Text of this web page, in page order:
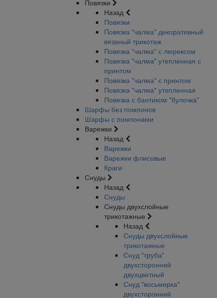
Повязки
Назад
Повязки
Повязка "чалма" декоративный
вязаный трикотаж
Повязка "чалма" с люрексом
Повязка "чалма" утепленная с
принтом
Повязка "чалма" с принтом
Повязка "чалма" утепленная
Повязка с бантиком "булочка"
Шарфы без помпонов
Шарфы с помпонами
Варежки
Назад
Варежки
Варежки флисовые
Краги
Снуды
Назад
Снуды
Снуды двухслойные
трикотажные
Назад
Снуды двухслойные
трикотажные
Снуд "труба"
двухсторонний
двухцветный
Снуд "восьмерка"
двухсторонний